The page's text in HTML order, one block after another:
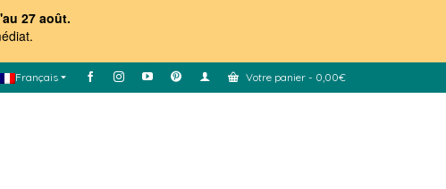
27 août.
.
Français Votre panier - 0,00€